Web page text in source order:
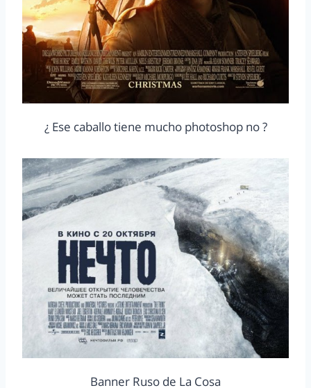
¿ Ese caballo tiene mucho photoshop no ?
Banner Ruso de La Cosa